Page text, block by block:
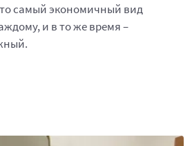
самый экономичный вид
и в то же время –